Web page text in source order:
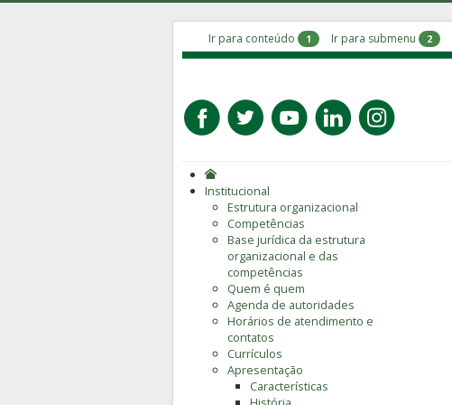
Ir para conteúdo 1 Ir para submenu 2
Institucional
Estrutura organizacional
Competências
Base jurídica da estrutura
organizacional e das
competências
Quem é quem
Agenda de autoridades
Horários de atendimento e
contatos
Currículos
Apresentação
Características